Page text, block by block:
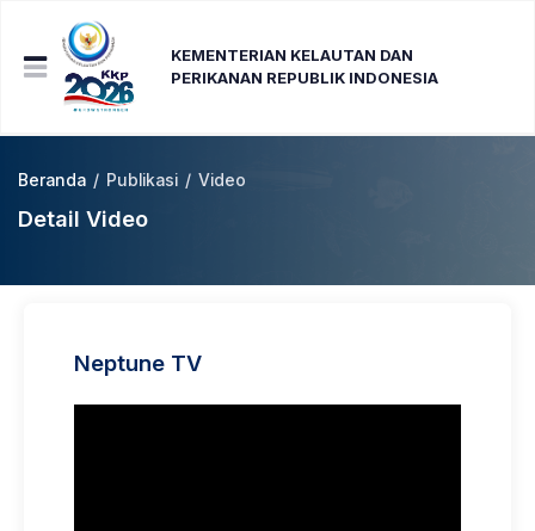
KEMENTERIAN KELAUTAN DAN
PERIKANAN REPUBLIK INDONESIA
Beranda / Publikasi / Video
Detail Video
Neptune TV